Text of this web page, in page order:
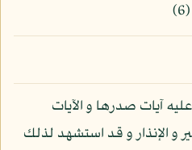
آيات صدرها و الآيات
و الإنذار و قد استشهد لذلك